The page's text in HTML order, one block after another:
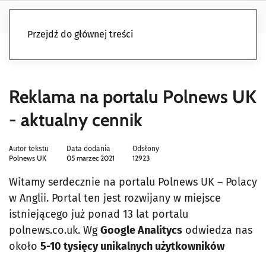
Przejdź do głównej treści
Reklama na portalu Polnews UK
- aktualny cennik
Autor tekstu
Polnews UK
Data dodania
05 marzec 2021
Odsłony
12923
Witamy serdecznie na portalu Polnews UK – Polacy
w Anglii. Portal ten jest rozwijany w miejsce
istniejącego już ponad 13 lat portalu
polnews.co.uk. WgGoogle Analitycs odwiedza nas
około 5-10 tysięcy unikalnych użytkowników